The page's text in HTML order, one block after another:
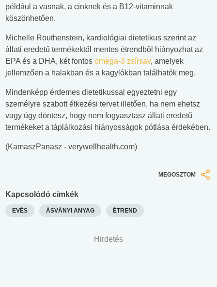
például a vasnak, a cinknek és a B12-vitaminnak
köszönhetően.
Michelle Routhenstein, kardiológiai dietetikus szerint az
állati eredetű termékektől mentes étrendből hiányozhat az
EPA és a DHA, két fontos omega-3 zsírsav, amelyek
jellemzően a halakban és a kagylókban találhatók meg.
Mindenképp érdemes dietetikussal egyeztetni egy
személyre szabott étkezési tervet illetően, ha nem ehetsz
vagy úgy döntesz, hogy nem fogyasztasz állati eredetű
termékeket a táplálkozási hiányosságok pótlása érdekében.
(KamaszPanasz - verywellhealth.com)
MEGOSZTOM
Kapcsolódó címkék
EVÉS ÁSVÁNYI ANYAG ÉTREND
Hirdetés